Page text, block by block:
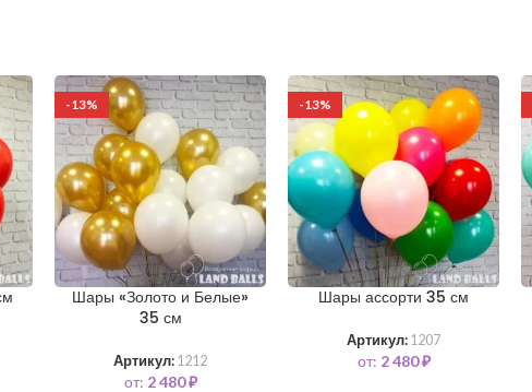
-13%
Шары «Золото и Белые»
35 см
Артикул: 1212
от: 2 480₽
-13%
Шары ассорти 35 см
Артикул: 1207
от: 2 480₽